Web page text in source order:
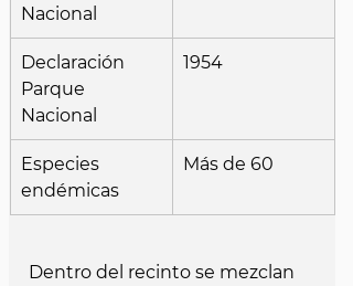
Nacional
Declaración
Parque
Nacional
1954
Especies
endémicas
Más de 60
Dentro del recinto se mezclan